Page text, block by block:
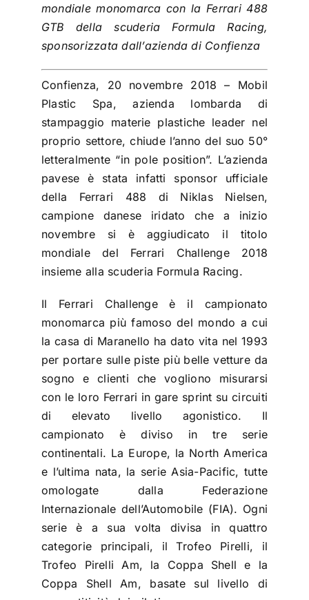
mondiale monomarca con la Ferrari 488
GTB della scuderia Formula Racing,
sponsorizzata dall’azienda di Confienza
Confienza, 20 novembre 2018 – Mobil
Plastic Spa, azienda lombarda di
stampaggio materie plastiche leader nel
proprio settore, chiude l’anno del suo 50°
letteralmente “in pole position”. L’azienda
pavese è stata infatti sponsor ufficiale
della Ferrari 488 di Niklas Nielsen,
campione danese iridato che a inizio
novembre si è aggiudicato il titolo
mondiale del Ferrari Challenge 2018
insieme alla scuderia Formula Racing.
Il Ferrari Challenge è il campionato
monomarca più famoso del mondo a cui
la casa di Maranello ha dato vita nel 1993
per portare sulle piste più belle vetture da
sogno e clienti che vogliono misurarsi
con le loro Ferrari in gare sprint su circuiti
di elevato livello agonistico. Il
campionato è diviso in tre serie
continentali. La Europe, la North America
e l’ultima nata, la serie Asia-Pacific, tutte
omologate dalla Federazione
Internazionale dell’Automobile (FIA). Ogni
serie è a sua volta divisa in quattro
categorie principali, il Trofeo Pirelli, il
Trofeo Pirelli Am, la Coppa Shell e la
Coppa Shell Am, basate sul livello di